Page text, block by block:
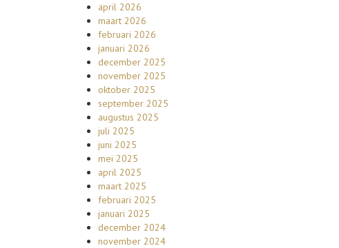
april 2026
maart 2026
februari 2026
januari 2026
december 2025
november 2025
oktober 2025
september 2025
augustus 2025
juli 2025
juni 2025
mei 2025
april 2025
maart 2025
februari 2025
januari 2025
december 2024
november 2024